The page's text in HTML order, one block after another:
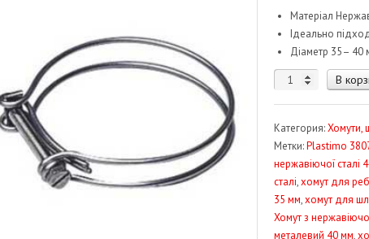
Матеріал
Ідеально
Діаметр 35– 40
Количество
з
подвійним
кільцем
35–
40
Plastimo
В
Категория:Хомути,
Метки:Plastimo
нержавіючої сталі
сталі,хомут для
35 мм,хомут для
Хомут з
металевий 40 мм,